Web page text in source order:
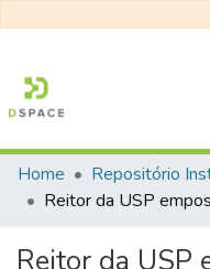
Communities & Collections
Home
Reitor da USP